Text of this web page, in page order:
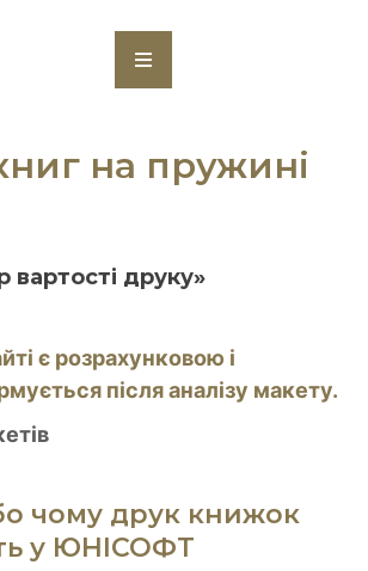
на пружині
вартості друку»
є розрахунковою і
після аналізу макету.
чому друк книжок
у ЮНІСОФТ